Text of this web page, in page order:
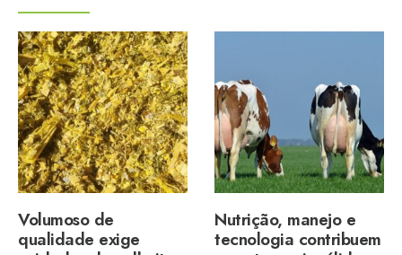
Volumoso de
qualidade exige
Nutrição, manejo e
tecnologia contribuem